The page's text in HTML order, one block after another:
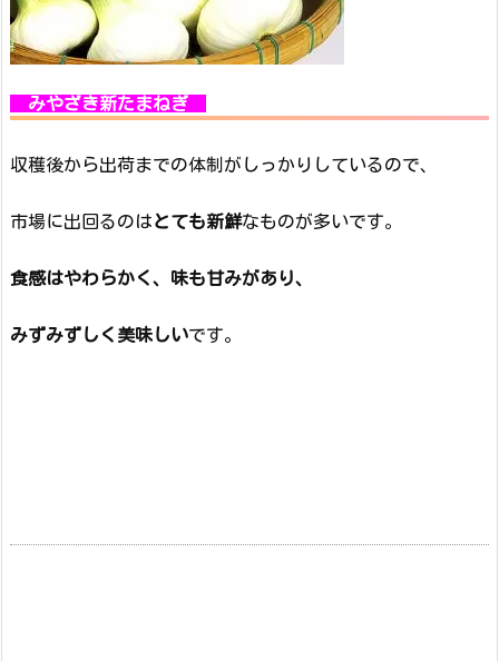
みやざき新たまねぎ
収穫後から出荷までの体制がしっかりしているので、
市場に出回るのはとても新鮮なものが多いです。
食感はやわらかく、味も甘みがあり、
みずみずしく美味しいです。